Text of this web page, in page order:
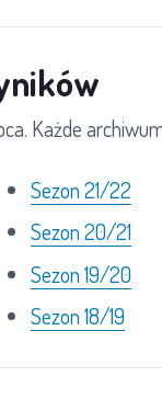
Każde
Sezon 21/22
Sezon 20/21
Sezon 19/20
Sezon 18/19